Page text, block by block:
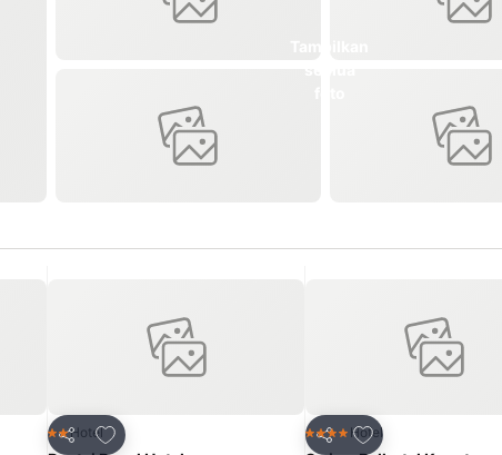
Bagikan
Tambahkan ke favorit
2 Bintang
Hotel
Bagikan
Tambahkan ke
4 BintangHotel